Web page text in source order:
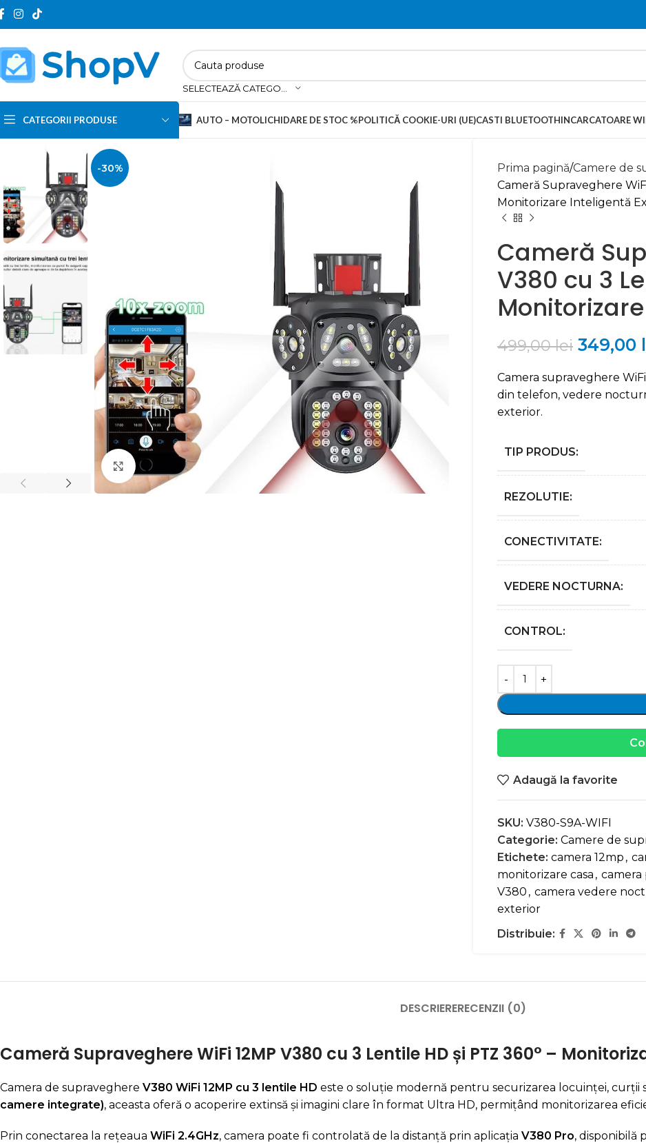
CATEGORII PRODUSE
Navigatii auto
Testere & Diagnoze auto
Modulatoare FM
Redresoare auto
Camere DVR
Alte electronice auto
Invertoare
AUTO – MOTOLICHIDARE DE STOC %POLITICĂ COOKIE-URI (UE)CASTI BLUETOOTHINCARCATOARE
-30%
Mărește imaginea
Prima pagină Camere de
Cameră Supraveghere
Monitorizare Inteligentă
Cameră
V380 cu 3
499,00lei 349,00
Camera supraveghere
din telefon, vedere
exterior.
TIP PRODUS:
REZOLUTIE:
CONECTIVITATE:
VEDERE NOCTURNA:
CONTROL:
Adaugă la favorite
SKU: V380-S9A-WIFI
Categorie: Camere de
Etichete: camera 12mp ,
monitorizare casa , camera
V380 , camera vedere
exterior
Distribuie:
DESCRIERERECENZII (0)
Cameră Supraveghere WiFi 12MP V380 cu 3 Lentile HD și PTZ 360° –
Camera de supraveghere V380 WiFi 12MP cu 3 lentile HD este o soluție modernă pentru securizarea locuinței, curții
camere integrate), aceasta oferă o acoperire extinsă și imagini clare în format Ultra HD, permițând monitorizarea
Prin conectarea la rețeaua WiFi 2.4GHz, camera poate fi controlată de la distanță prin aplicația V380 Pro, disponibilă